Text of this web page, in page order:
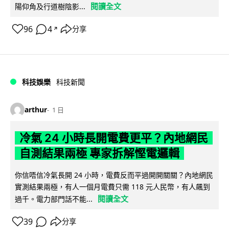
陽仰角及行道樹陰影...
閱讀全文
96 4 ↗ 分享
科技娛樂 科技新聞
arthur 1 日
冷氣 24 小時長開電費更平？內地網民
自測結果兩極 專家拆解慳電邏輯
你信唔信冷氣長開 24 小時，電費反而平過開開關關？內地網民
實測結果兩極，有人一個月電費只需 118 元人民幣，有人飆到
過千。電力部門話不能...
閱讀全文
39 分享